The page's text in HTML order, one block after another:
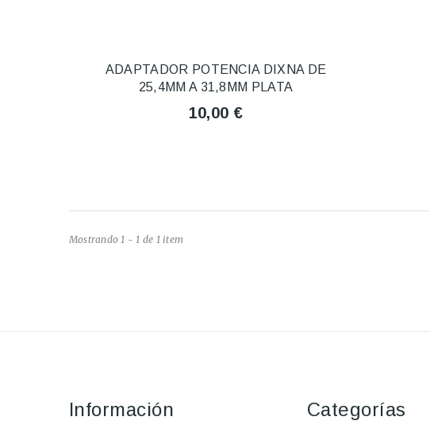
ADAPTADOR POTENCIA DIXNA DE
25,4MM A 31,8MM PLATA
10,00 €
Mostrando 1 - 1 de 1 item
Información Categorías